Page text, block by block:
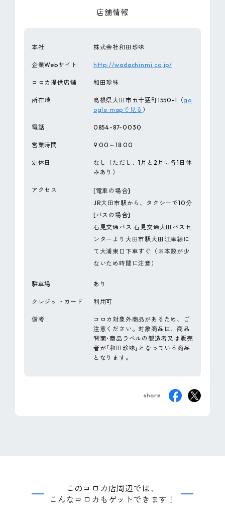
店舗情報
本社 株式会社和田珍味
企業Webサイト http://wadachinmi.co.jp/
コロカ提供店舗 和田珍味
所在地 島根県大田市五十猛町1550-1（go
ogle mapで見る ）
電話 0854-87-0030
営業時間 9:00～18:00
定休日
なし（ただし、1月と2月に各1日休
みあり）
アクセス
[電車の場合]
JR大田市駅から、タクシーで10分
[バスの場合]
石見交通バス 石見交通大田バスセ
ンターより大田市駅大田江津線に
て大浦東口下車すぐ（※本数が少
ないため時間に注意）
駐車場 あり
クレジットカード 利用可
備考
コロカ対象外商品があるため、ご
注意ください。対象商品は、商品
背面･商品ラベルの製造者又は販売
者が｢和田珍味｣となっている商品
となります。
このコロカ店周辺では、
こんなコロカもゲットできます！